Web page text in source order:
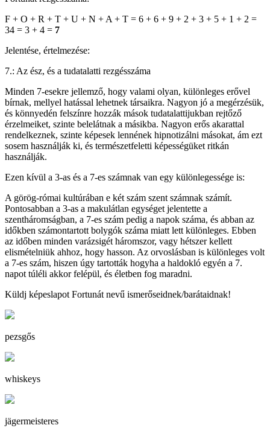
F + O + R + T + U + N + A + T = 6 + 6 + 9 + 2 + 3 + 5 + 1 + 2 =
34 = 3 + 4 = 7
Jelentése, értelmezése:
7.: Az ész, és a tudatalatti rezgésszáma
Minden 7-esekre jellemző, hogy valami olyan, különleges erővel
bírnak, mellyel hatással lehetnek társaikra. Nagyon jó a megérzésük,
és könnyedén felszínre hozzák mások tudatalattijukban rejtőző
érzelmeiket, szinte belelátnak a másikba. Nagyon erős akarattal
rendelkeznek, szinte képesek lennének hipnotizálni másokat, ám ezt
sosem használják ki, és természetfeletti képességüket ritkán
használják.
Ezen kívül a 3-as és a 7-es számnak van egy különlegessége is:
A görög-római kultúrában e két szám szent számnak számít.
Pontosabban a 3-as a makulátlan egységet jelentette a
szentháromságban, a 7-es szám pedig a napok száma, és abban az
időkben számontartott bolygók száma miatt lett különleges. Ebben
az időben minden varázsigét háromszor, vagy hétszer kellett
elismételniük ahhoz, hogy hasson. Az orvoslásban is különleges volt
a 7-es szám, hiszen úgy tartották hogyha a haldokló egyén a 7.
napot túléli akkor felépül, és életben fog maradni.
Küldj képeslapot Fortunát nevű ismerőseidnek/barátaidnak!
pezsgős
whiskeys
jägermeisteres